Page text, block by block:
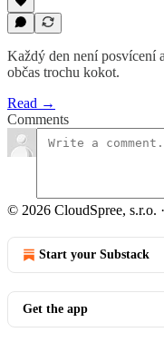
Každý den není posvícení
občas trochu kokot.
Read →
Comments
© 2026 CloudSpree, s.r.o. ·
Start your Substack
Get the app